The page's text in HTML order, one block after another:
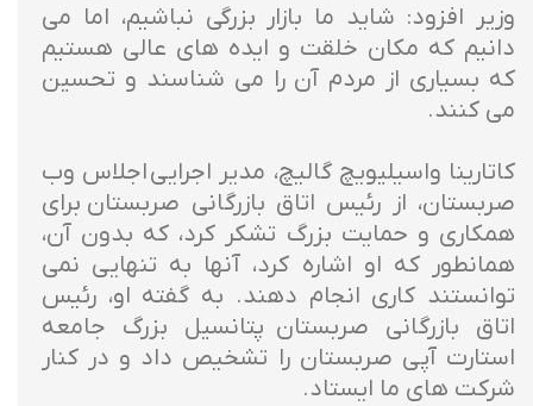
وزیر افزود: شاید ما بازار بزرگی نباشیم، اما می
دانیم که مکان خلقت و ایده های عالی هستیم
که بسیاری از مردم آن را می شناسند و تحسین
می کنند.
کاتارینا واسیلیویچ گالیچ، مدیر اجرایی اجلاس وب
صربستان، از رئیس اتاق بازرگانی صربستان برای
همکاری و حمایت بزرگ تشکر کرد، که بدون آن،
همانطور که او اشاره کرد، آنها به تنهایی نمی
توانستند کاری انجام دهند. به گفته او، رئیس
اتاق بازرگانی صربستان پتانسیل بزرگ جامعه
استارت آپی صربستان را تشخیص داد و در کنار
شرکت های ما ایستاد.